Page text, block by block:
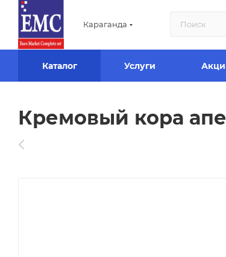
Караганда
Каталог Услуги
Кремовый кора